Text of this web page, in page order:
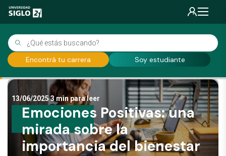
Encontrá tu carrera Soy estudiante
13/06/20253 min para leer
Emociones Positivas: una
mirada sobre la
importancia del bienestar